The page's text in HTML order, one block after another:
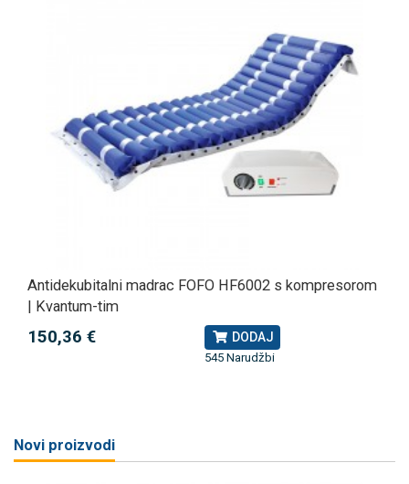
Antidekubitalni madrac FOFO HF6002 s kompresorom
| Kvantum-tim
150,36 € DODAJ
545 Narudžbi
Novi proizvodi